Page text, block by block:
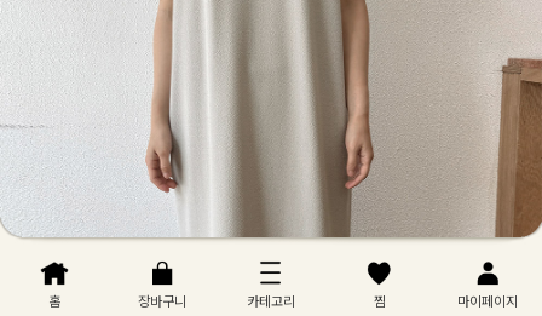
홈 장바구니 카테고리 찜 마이페이지